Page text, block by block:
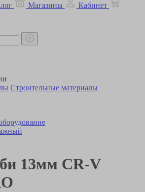
Магазины
Кабинет
Строительные материалы
13мм CR-V